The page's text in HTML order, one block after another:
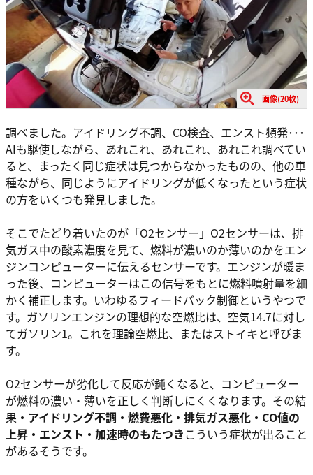
画像(20枚)
調べました。アイドリング不調、CO検査、エンスト頻発･･･
AIも駆使しながら、あれこれ、あれこれ、あれこれ調べてい
ると、まったく同じ症状は見つからなかったものの、他の車
種ながら、同じようにアイドリングが低くなったという症状
の方をいくつも発見しました。
そこでたどり着いたのが「O2センサー」O2センサーは、排
気ガス中の酸素濃度を見て、燃料が濃いのか薄いのかをエン
ジンコンピューターに伝えるセンサーです。エンジンが暖ま
った後、コンピューターはこの信号をもとに燃料噴射量を細
かく補正します。いわゆるフィードバック制御というやつで
す。ガソリンエンジンの理想的な空燃比は、空気14.7に対し
てガソリン1。これを理論空燃比、またはストイキと呼びま
す。
O2センサーが劣化して反応が鈍くなると、コンピューター
が燃料の濃い・薄いを正しく判断しにくくなります。その結
果 ・アイドリング不調・燃費悪化・排気ガス悪化・CO値の
上昇・エンスト・加速時のもたつきこういう症状が出ること
があるそうです。